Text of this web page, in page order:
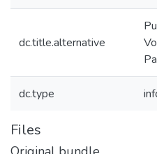
dc.title.alternative
dc.type
Files